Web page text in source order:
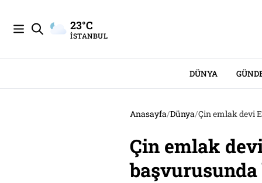
23°C
İSTANBUL
DÜNYA
Anasayfa/Dünya/Çin emlak devi
Çin emlak